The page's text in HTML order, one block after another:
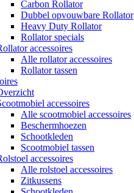
Carbon Rollator
Dubbel opvouwbare Rollator
Heavy Duty Rollator
Rollator specials
accessoires
Alle rollator accessoires
Rollator tassen
accessoires
Alle scootmobiel accessoires
Beschermhoezen
Schootkleden
Scootmobiel tassen
accessoires
Alle rolstoel accessoires
Zitkussens